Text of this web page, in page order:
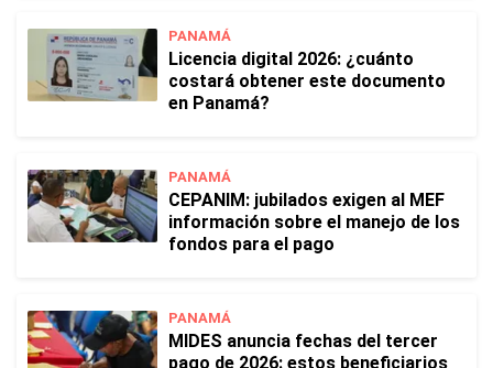
PANAMÁ
Licencia digital 2026: ¿cuánto
costará obtener este documento
en Panamá?
PANAMÁ
CEPANIM: jubilados exigen al MEF
información sobre el manejo de los
fondos para el pago
PANAMÁ
MIDES anuncia fechas del tercer
pago de 2026: estos beneficiarios